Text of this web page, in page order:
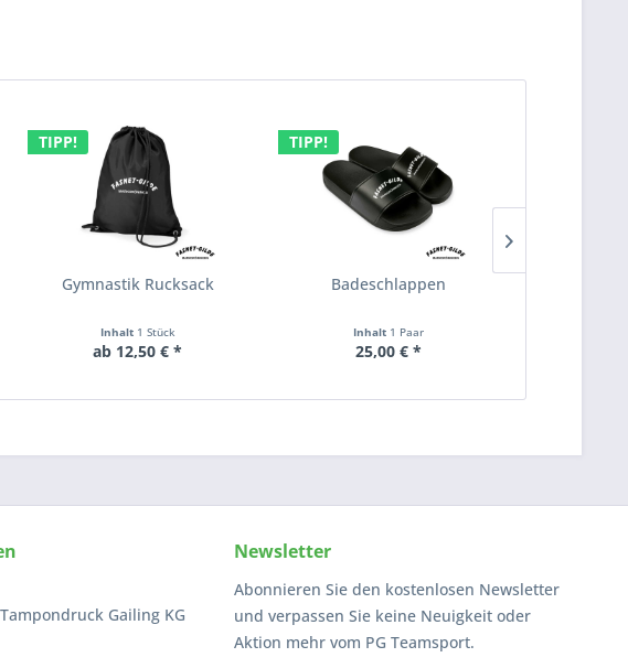
TIPP!
Gymnastik Rucksack
Inhalt 1 Stück
ab 12,50 € *
TIPP!
Badeschlappen
Inhalt 1 Paar
25,00 € *
Gailing KG
Newsletter
Abonnieren Sie den kostenlosen Newsletter
und verpassen Sie keine Neuigkeit oder
Aktion mehr vom PG Teamsport.